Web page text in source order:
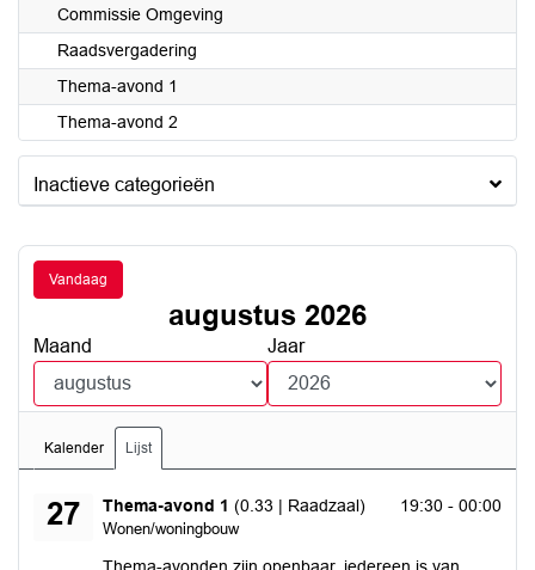
Commissie Omgeving
Raadsvergadering
Thema-avond 1
Thema-avond 2
Inactieve categorieën
Vandaag
augustus 2026
Maand Jaar
Kalender Lijst
27 Thema-avond 1 (0.33 | Raadzaal)
Wonen/woningbouw
donderdag 27 augustus 2026 19:30 - 00:00